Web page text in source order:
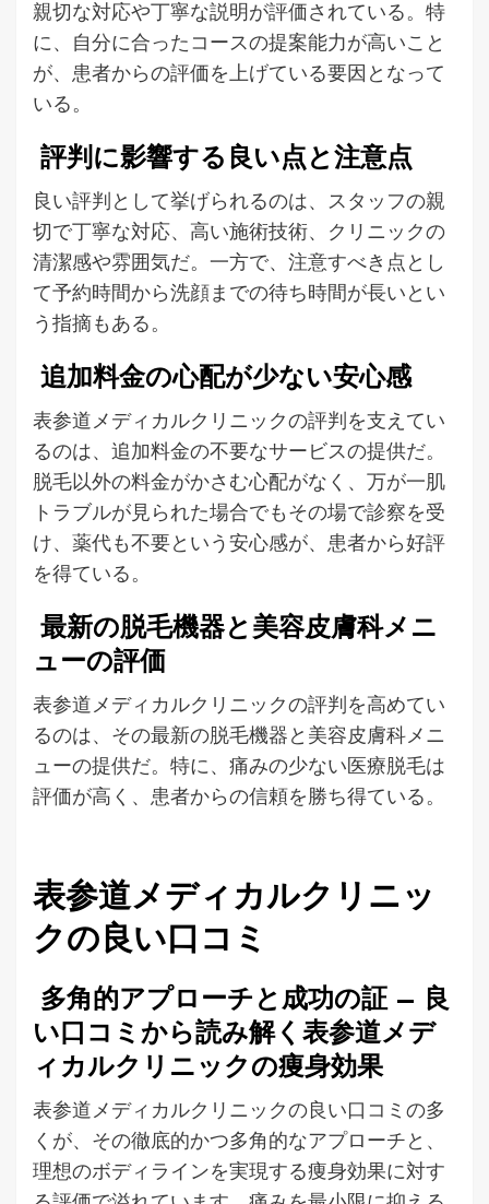
親切な対応や丁寧な説明が評価されている。特
に、自分に合ったコースの提案能力が高いこと
が、患者からの評価を上げている要因となって
いる。
評判に影響する良い点と注意点
良い評判として挙げられるのは、スタッフの親
切で丁寧な対応、高い施術技術、クリニックの
清潔感や雰囲気だ。一方で、注意すべき点とし
て予約時間から洗顔までの待ち時間が長いとい
う指摘もある。
追加料金の心配が少ない安心感
表参道メディカルクリニックの評判を支えてい
るのは、追加料金の不要なサービスの提供だ。
脱毛以外の料金がかさむ心配がなく、万が一肌
トラブルが見られた場合でもその場で診察を受
け、薬代も不要という安心感が、患者から好評
を得ている。
最新の脱毛機器と美容皮膚科メニ
ューの評価
表参道メディカルクリニックの評判を高めてい
るのは、その最新の脱毛機器と美容皮膚科メニ
ューの提供だ。特に、痛みの少ない医療脱毛は
評価が高く、患者からの信頼を勝ち得ている。
表参道メディカルクリニッ
クの良い口コミ
多角的アプローチと成功の証 – 良
い口コミから読み解く表参道メデ
ィカルクリニックの痩身効果
表参道メディカルクリニックの良い口コミの多
くが、その徹底的かつ多角的なアプローチと、
理想のボディラインを実現する痩身効果に対す